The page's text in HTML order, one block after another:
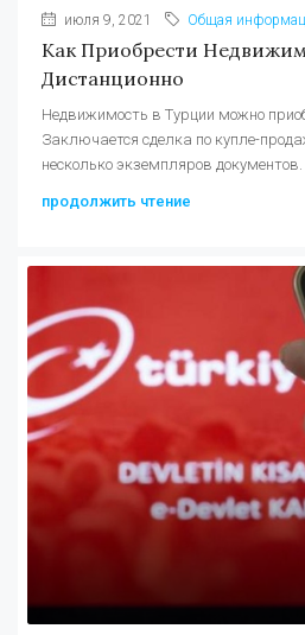
июля 9, 2021 Общая
Как Приобрести
Дистанционно
Недвижимость в Турции можно
Заключается сделка по купле-
несколько экземпляров документов.
продолжить чтение